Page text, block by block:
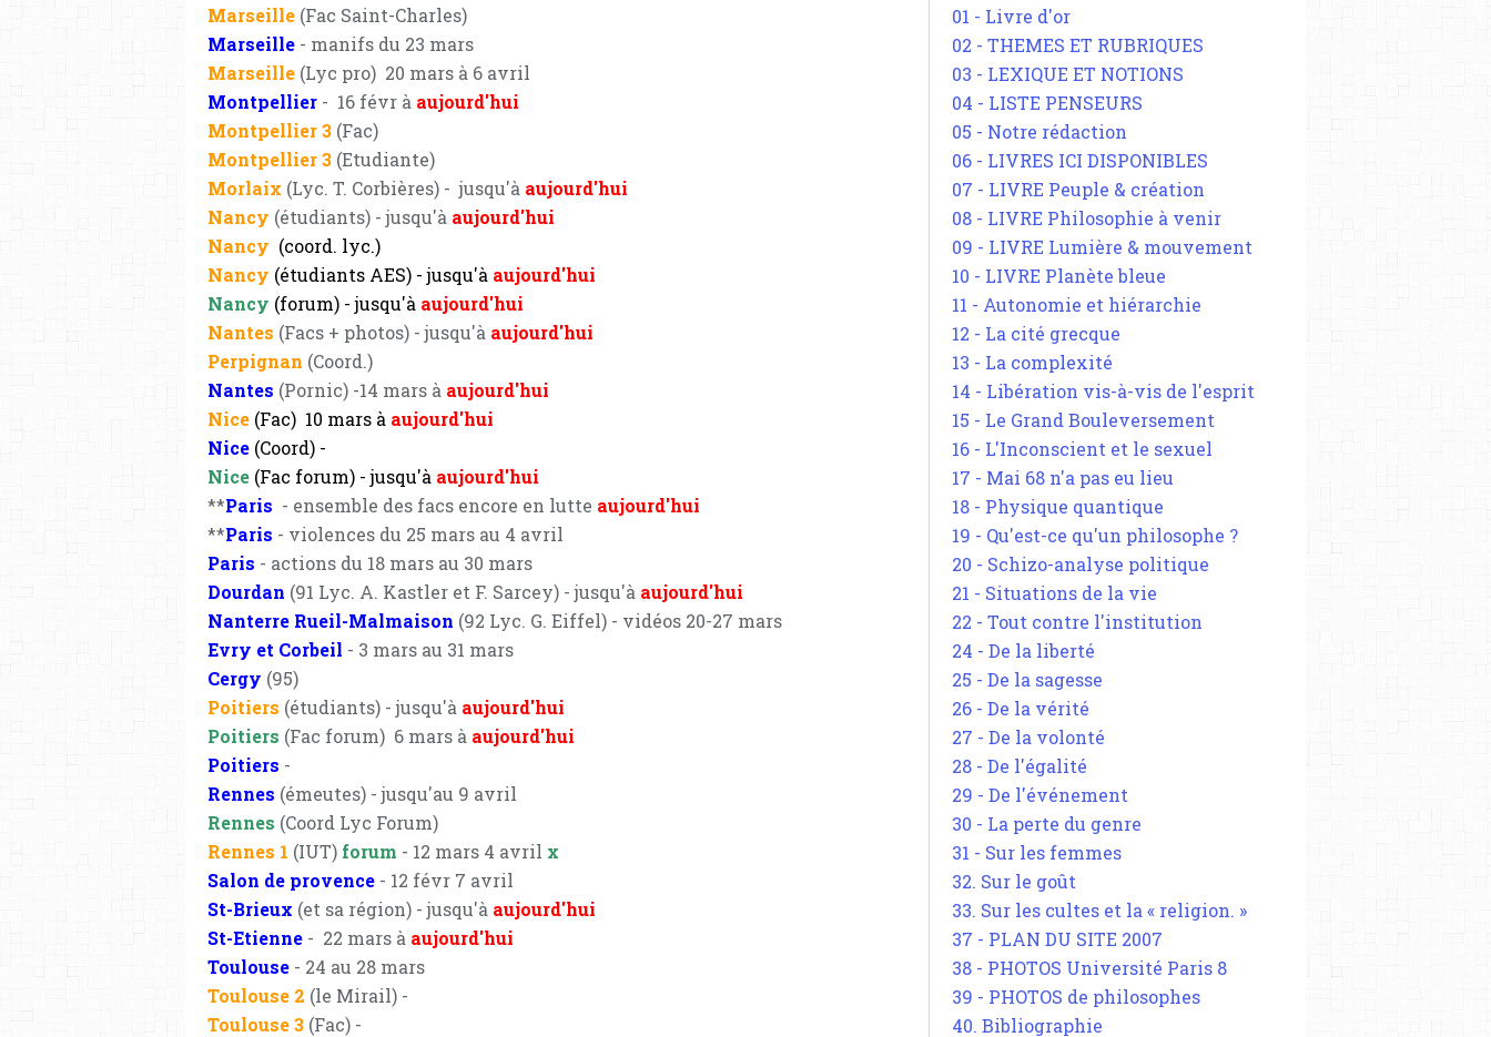
Marseille (Fac Saint-Charles)
Marseille - manifs du 23 mars
Marseille (Lyc pro) 20 mars à 6 avril
Montpellier - 16 févr à aujourd'hui
Montpellier 3 (Fac)
Montpellier 3 (Etudiante)
Morlaix (Lyc. T. Corbières) - jusqu'à aujourd'hui
Nancy (étudiants) - jusqu'à aujourd'hui
Nancy (coord. lyc.)
Nancy (étudiants AES) - jusqu'à aujourd'hui
Nancy (forum) - jusqu'à aujourd'hui
Nantes (Facs + photos) - jusqu'à aujourd'hui
Perpignan (Coord.)
Nantes (Pornic) -14 mars à aujourd'hui
Nice (Fac) 10 mars à aujourd'hui
Nice (Coord) -
Nice (Fac forum) - jusqu'à aujourd'hui
**Paris - ensemble des facs encore en lutte aujourd'hui
**Paris - violences du 25 mars au 4 avril
Paris - actions du 18 mars au 30 mars
Dourdan (91 Lyc. A. Kastler et F. Sarcey) - jusqu'à aujourd'hui
Nanterre Rueil-Malmaison (92 Lyc. G. Eiffel) - vidéos 20-27 mars
Evry et Corbeil - 3 mars au 31 mars
Cergy (95)
Poitiers (étudiants) - jusqu'à aujourd'hui
Poitiers (Fac forum) 6 mars à aujourd'hui
Poitiers -
Rennes (émeutes) - jusqu'au 9 avril
Rennes (Coord Lyc Forum)
Rennes 1 (IUT) forum - 12 mars 4 avril x
Salon de provence - 12 févr 7 avril
St-Brieux (et sa région) - jusqu'à aujourd'hui
St-Etienne - 22 mars à aujourd'hui
Toulouse - 24 au 28 mars
Toulouse 2 (le Mirail) -
Toulouse 3 (Fac) -
01 - Livre d'or
02 - THEMES ET RUBRIQUES
03 - LEXIQUE ET NOTIONS
04 - LISTE PENSEURS
05 - Notre rédaction
06 - LIVRES ICI DISPONIBLES
07 - LIVRE Peuple & création
08 - LIVRE Philosophie à venir
09 - LIVRE Lumière & mouvement
10 - LIVRE Planète bleue
11 - Autonomie et hiérarchie
12 - La cité grecque
13 - La complexité
14 - Libération vis-à-vis de l'esprit
15 - Le Grand Bouleversement
16 - L'Inconscient et le sexuel
17 - Mai 68 n'a pas eu lieu
18 - Physique quantique
19 - Qu'est-ce qu'un philosophe ?
20 - Schizo-analyse politique
21 - Situations de la vie
22 - Tout contre l'institution
24 - De la liberté
25 - De la sagesse
26 - De la vérité
27 - De la volonté
28 - De l'égalité
29 - De l'événement
30 - La perte du genre
31 - Sur les femmes
32. Sur le goût
33. Sur les cultes et la « religion. »
37 - PLAN DU SITE 2007
38 - PHOTOS Université Paris 8
39 - PHOTOS de philosophes
40. Bibliographie